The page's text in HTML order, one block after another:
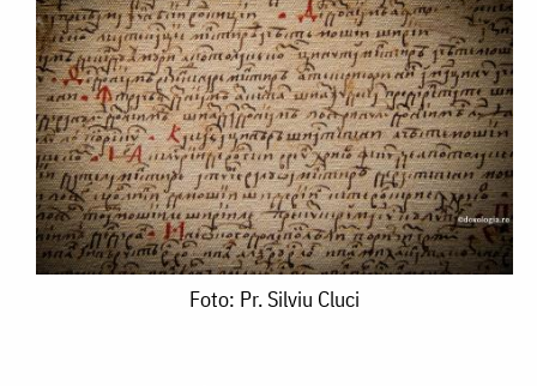
Foto: Pr. Silviu Cluci